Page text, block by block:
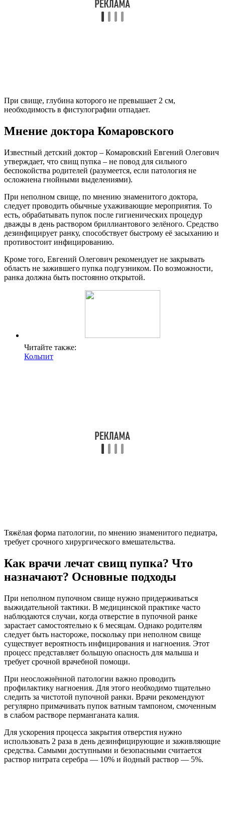
При свище, глубина которого не превышает 2 см,
необходимость в фистулографии отпадает.
Мнение доктора Комаровского
Известный детский доктор – Комаровский Евгений Олегович
утверждает, что свищ пупка – не повод для сильного
беспокойства родителей (разумеется, если патология не
осложнена гнойными выделениями).
При неполном свище, по мнению знаменитого доктора,
следует проводить обычные ухаживающие мероприятия. То
есть, обрабатывать пупок после гигиенических процедур
дважды в день раствором бриллиантового зелёного. Средство
дезинфицирует ранку, способствует быстрому её засыханию и
противостоит инфицированию.
Кроме того, Евгений Олегович рекомендует не закрывать
область не зажившего пупка подгузником. По возможности,
ранка должна быть постоянно открытой.
Читайте также:
Кольпит
Тяжёлая форма патологии, по мнению знаменитого педиатра,
требует срочного хирургического вмешательства.
Как врачи лечат свищ пупка? Что
назначают? Основные подходы
При неполном пупочном свище нужно придерживаться
выжидательной тактики. В медицинской практике часто
наблюдаются случаи, когда отверстие в пупочной ранке
зарастает самостоятельно к 6 месяцам. Однако родителям
следует быть настороже, поскольку при неполном свище
существует вероятность инфицирования и нагноения. Этот
процесс представляет большую опасность для малыша и
требует срочной врачебной помощи.
При неосложнённой патологии важно проводить
профилактику нагноения. Для этого необходимо тщательно
следить за чистотой пупочной ранки. Врачи рекомендуют
регулярно примачивать пупок ватным тампоном, смоченным
в слабом растворе перманганата калия.
Для ускорения процесса закрытия отверстия нужно
использовать 2 раза в день дезинфицирующие и заживляющие
средства. Самыми доступными и безопасными считается
раствор нитрата серебра — 10% и йодный раствор — 5%.